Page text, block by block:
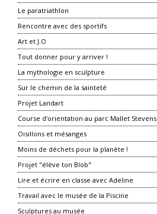
Le paratriathlon
Rencontre avec des sportifs
Art et J.O
Tout donner pour y arriver !
La mythologie en sculpture
Sur le chemin de la sainteté
Projet Landart
Course d'orientation au parc Mallet Stevens
Oisillons et mésanges
Moins de déchets pour la planète !
Projet "élève ton Blob"
Lire et écrire en classe avec Adeline
Travail avec le musée de la Piscine
Sculptures au musée